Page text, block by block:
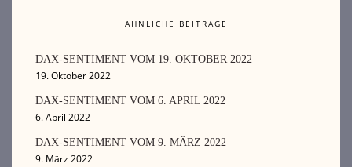
ÄHNLICHE BEITRÄGE
DAX-SENTIMENT VOM 19. OKTOBER 2022
19. Oktober 2022
DAX-SENTIMENT VOM 6. APRIL 2022
6. April 2022
DAX-SENTIMENT VOM 9. MÄRZ 2022
9. März 2022